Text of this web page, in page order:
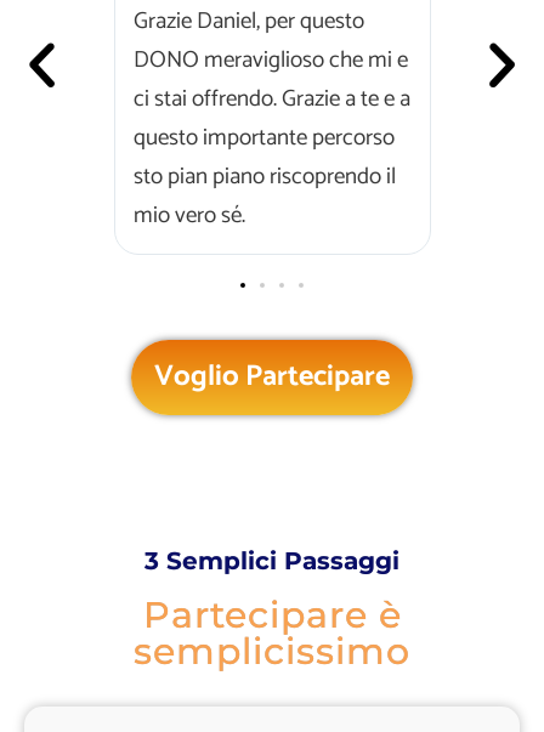
finire
e
Grazie Daniel, per questo
DONO meraviglioso che mi e
ci stai offrendo. Grazie a te e a
questo importante percorso
sto pian piano riscoprendo il
mio vero sé.
sento
Voglio Partecipare
3 Semplici Passaggi
Partecipare è
semplicissimo